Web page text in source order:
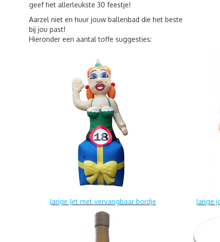
geef het allerleukste 30 feestje!
Aarzel niet en huur jouw ballenbad die het beste
bij jou past!
Hieronder een aantal toffe suggesties:
Jarige Jet met vervangbaar bordje Jarige